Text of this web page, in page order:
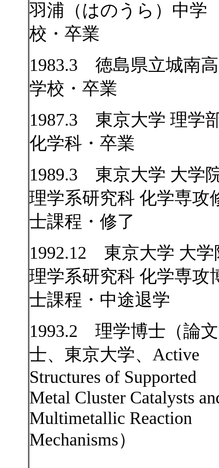
羽浦（はのうら）中学
校・卒業
1983.3 徳島県立城南
学校・卒業
1987.3 東京大学 理学
化学科・卒業
1989.3 東京大学 大学
理学系研究科 化学専攻
士課程・修了
1992.12 東京大学 大学
理学系研究科 化学専攻
士課程・中途退学
1993.2 理学博士（論
士、東京大学、Active
Structures of Supported
Metal Cluster Catalysts
Multimetallic Reaction
Mechanisms）